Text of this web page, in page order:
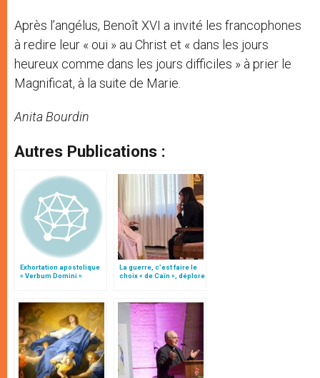
Après l’angélus, Benoît XVI a invité les francophones
à redire leur « oui » au Christ et « dans les jours
heureux comme dans les jours difficiles » à prier le
Magnificat, à la suite de Marie.
Anita Bourdin
Autres Publications :
Exhortation apostolique
« Verbum Domini »
La guerre, c’est faire le
choix « de Caïn », déplore